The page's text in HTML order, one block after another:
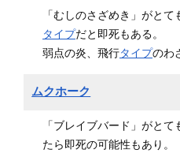
「むしのさざめき」がと
タイプだと即死もある。
弱点の炎、飛行タイプのわ
ムクホーク
「ブレイブバード」がと
たら即死の可能性もあり。